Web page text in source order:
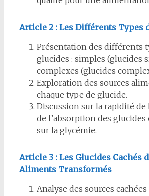
Article 2 : Les Différents Types
Présentation des différents
glucides : simples (glucides
complexes (glucides
Exploration des sources
chaque type de glucide.
Discussion sur la rapidité de
de l’absorption des
sur la glycémie.
Article 3 : Les Glucides Cachés
Aliments Transformés
Analyse des sources